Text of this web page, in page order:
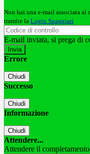
Non hai una e-mail associata al
tramite la Login Spaggiari
E-mail inviata, si prega di
Errore
Chiudi
Successo
Chiudi
Informazione
Chiudi
Attendere...
Attendere il